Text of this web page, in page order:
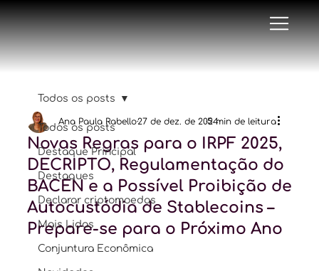
Todos os posts
Destaque Principal
Destaques
Declarar criptomoedas
Mais Lidas
Conjuntura Econômica
Todos os posts
Novas Regras para o IRPF 2025,
DECRIPTO, Regulamentação do
BACEN e a Possível Proibição de
Autocustódia de Stablecoins –
Prepare-se para o Próximo Ano
Ana Paula Rabello27 de dez. de 20245 min de leitura